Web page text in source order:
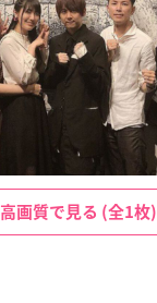
高画質で見る (全1枚)